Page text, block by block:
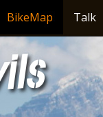
BikeMap Talk